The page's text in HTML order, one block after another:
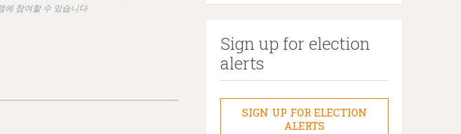
에 참여할 수 있습니다.
Sign up for election
alerts
SIGN UP FOR ELECTION
ALERTS